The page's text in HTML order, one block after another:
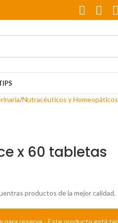
Nutracéuticos y Homeopáticos
x 60 tabletas
productos de la mejor calidad.